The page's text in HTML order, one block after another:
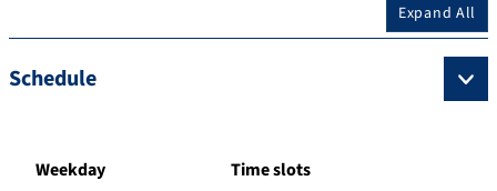
Expand All
Schedule
Weekday Time slots